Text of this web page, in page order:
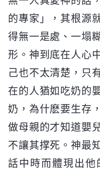
的專家」，其根源
得無一是處、一塌
形。神到底在人心
己也不太清楚，只
在的人猶如吃奶的
奶，為什麽要生存
做母親的才知道嬰
不讓其撑死。神最
話中時而體現出他